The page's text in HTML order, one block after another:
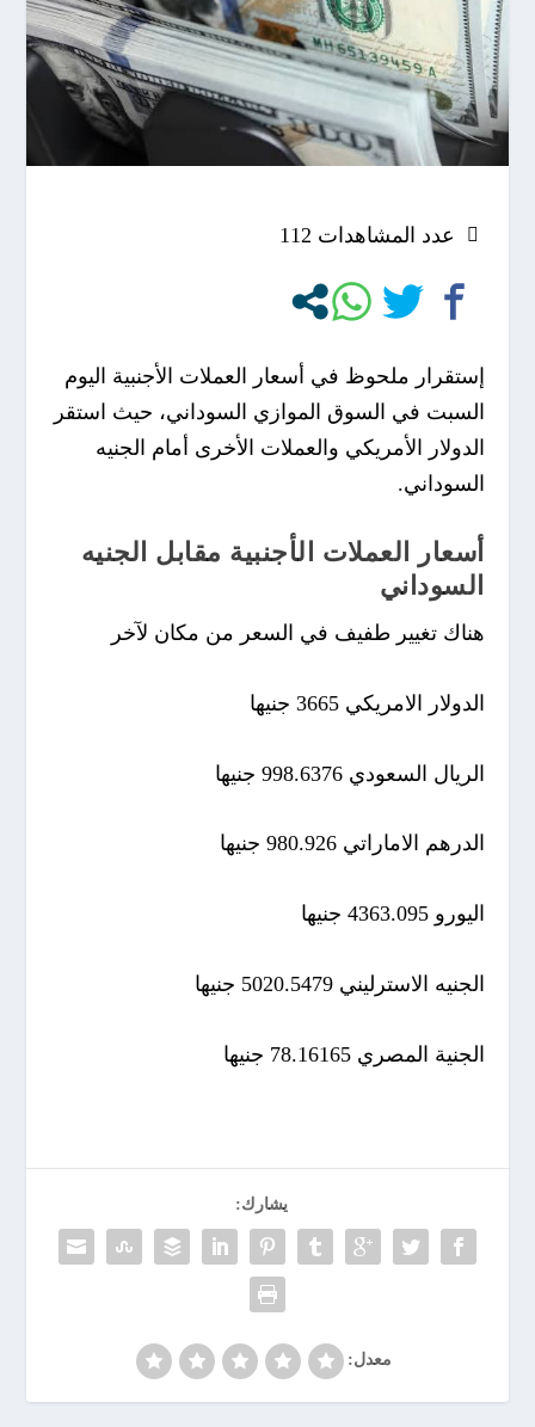
عدد المشاهدات 112
إستقرار ملحوظ في أسعار العملات الأجنبية اليوم
السبت في السوق الموازي السوداني، حيث استقر
الدولار الأمريكي والعملات الأخرى أمام الجنيه
السوداني.
أسعار العملات الأجنبية مقابل الجنيه
السوداني
هناك تغيير طفيف في السعر من مكان لآخر
الدولار الامريكي 3665 جنيها
الريال السعودي 998.6376 جنيها
الدرهم الاماراتي 980.926 جنيها
اليورو 4363.095 جنيها
الجنيه الاسترليني 5020.5479 جنيها
الجنية المصري 78.16165 جنيها
يشارك:
معدل: